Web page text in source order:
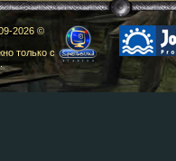
2026 ©
только с